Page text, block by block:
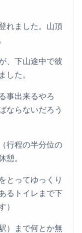
れました。山頂
、下山途中で彼
した。
事出来るやろ
ならないだろう
行程の半分位の
憩。
とってゆっくり
るトイレまで下
）
）まで何とか無